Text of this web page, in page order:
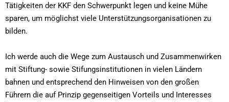
Tätigkeiten der KKF den Schwerpunkt legen und keine Mühe
sparen, um möglichst viele Unterstützungsorganisationen zu
bilden.
Ich werde auch die Wege zum Austausch und Zusammenwirken
mit Stiftung- sowie Stifungsinstitutionen in vielen Ländern
bahnen und entsprechend den Hinweisen von den großen
Führern die auf Prinzip gegenseitigen Vorteils und Interesses